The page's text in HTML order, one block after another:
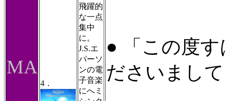
MA
4．
飛躍的
な一点
集中
に。
J.S.エ
パーソ
ンの電
子音楽
にへミ
● 「この度
ださいまして